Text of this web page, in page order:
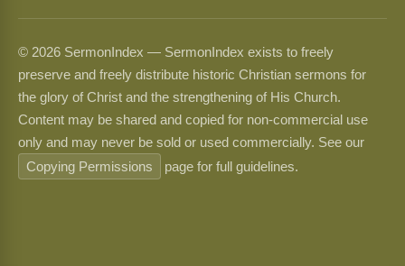
© 2026 SermonIndex — SermonIndex exists to freely
preserve and freely distribute historic Christian sermons for
the glory of Christ and the strengthening of His Church.
Content may be shared and copied for non-commercial use
only and may never be sold or used commercially. See our
Copying Permissions
page for full guidelines.